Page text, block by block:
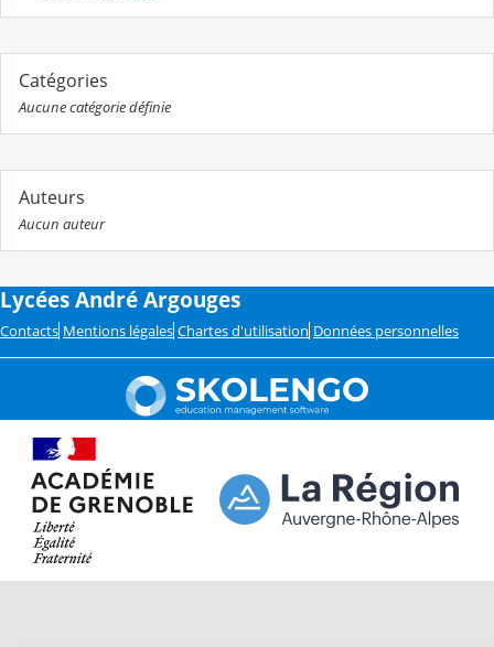
Catégories
Aucune catégorie définie
Auteurs
Aucun auteur
Lycées André Argouges
Contacts Mentions légales Chartes d'utilisation Données personnelles